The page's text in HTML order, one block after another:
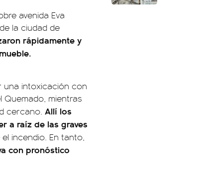
avenida Eva
la ciudad de
rápidamente y
una intoxicación con
mientras
cercano. Allí los
a raíz de las graves
incendio. En tanto,
con pronóstico